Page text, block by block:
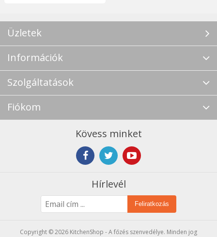
Üzletek
Információk
Szolgáltatások
Fiókom
Kövess minket
Hírlevél
Feliratkozás
Copyright © 2026 KitchenShop - A főzés szenvedélye. Minden jog